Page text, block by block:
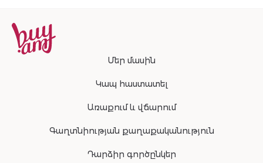
Մեր մասին
Կապ հաստատել
Առաքում և վճարում
Գաղտնիության քաղաքականություն
Դարձիր գործընկեր